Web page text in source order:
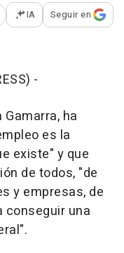
opciones para
IA Seguir en
-
ha
es la
existe" y que
de todos, "de
y empresas, de
conseguir una